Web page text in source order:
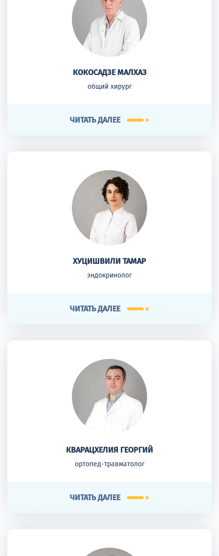
КОКОСАДЗЕ МАЛХАЗ
общий хирург
ЧИТАТЬ ДАЛЕЕ
ХУЦИШВИЛИ ТАМАР
эндокринолог
ЧИТАТЬ ДАЛЕЕ
КВАРАЦХЕЛИЯ ГЕОРГИЙ
ортопед-травматолог
ЧИТАТЬ ДАЛЕЕ